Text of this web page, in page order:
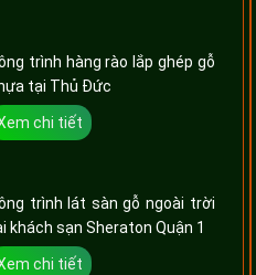
trình hàng rào lắp ghép gỗ
tại Thủ Đức
chi tiết
trình lát sàn gỗ ngoài trời
khách sạn Sheraton Quận 1
chi tiết